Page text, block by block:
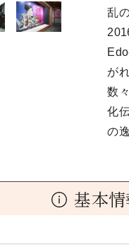
乱
が
数
化
の
基本